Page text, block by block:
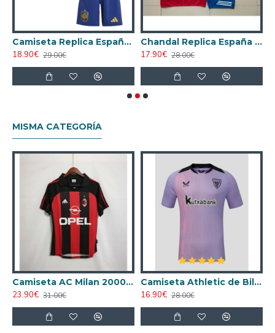
Camiseta Replica España Local Primera Equipación 2024 Niño
18.90€ 29.00€
Chandal Replica España 2025 Rojo/Azul
17.90€ 28.00€
MISMA CATEGORÍA
Camiseta AC Milan 2000/2001 Local Retro
23.90€ 31.00€
Camiseta Athletic de Bilbao 2024/2025 Alternativo
16.90€ 28.00€